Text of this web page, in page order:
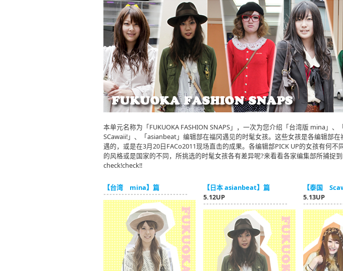
本单元名称为「FUKUOKA FASHION SNAPS」，一次为您介绍「台湾版 mina」、
SCawaii!」、「asianbeat」编辑部在福冈遇见的时髦女孩。这些女孩是各编辑部
遇的，或是在3月20日FACo2011现场直击的成果。各编辑部PICK UP的女孩有何不
的风格或是国家的不同，所挑选的时髦女孩各有差异呢?来看看各家编集部所捕捉到
check!check!!
【台湾 mina】篇
【日本 asianbeat】篇
5.12UP
【泰国
5.13UP